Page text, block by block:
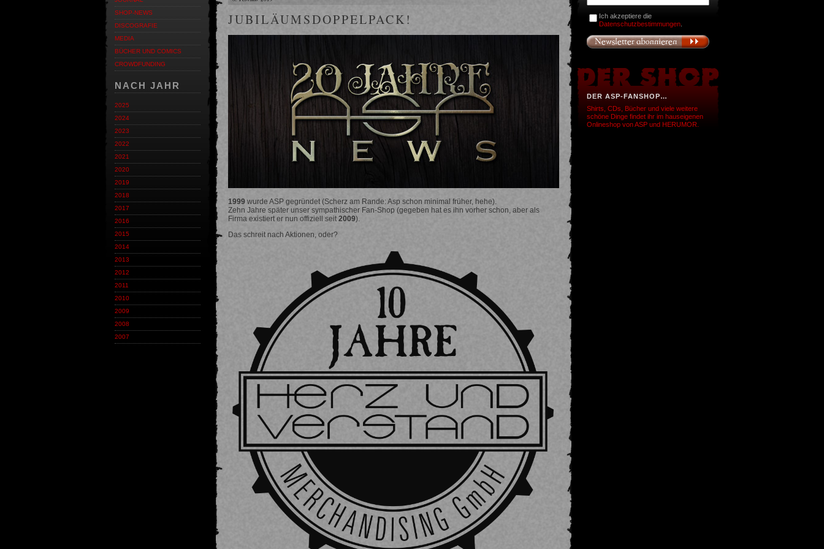
SHOP-NEWS
DISCOGRAFIE
MEDIA
BÜCHER UND COMICS
CROWDFUNDING
NACH JAHR
2025
2024
2023
2022
2021
2020
2019
2018
2017
2016
2015
2014
2013
2012
2011
2010
2009
2008
2007
Ich akzeptiere die
Datenschutzbestimmungen
DER ASP-FANSHOP…
Shirts, CDs, Bücher und viele weitere
schöne Dinge findet ihr im hauseigenen
Onlineshop von ASP und HERUMOR.
JUBILÄUMSDOPPELPACK!
1999 wurde ASP gegründet (Scherz am Rande: Asp schon minimal früher, hehe).
Zehn Jahre später unser sympathischer Fan-Shop (gegeben hat es ihn vorher schon, aber als
Firma existiert er nun offiziell seit 2009).
Das schreit nach Aktionen, oder?